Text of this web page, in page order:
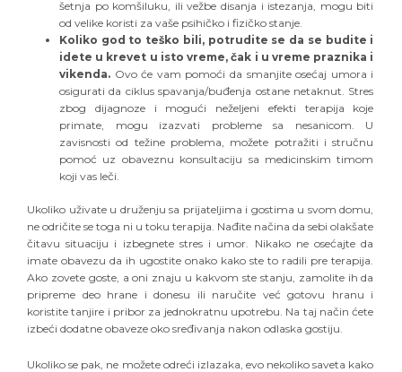
šetnja po komšiluku, ili vežbe disanja i istezanja, mogu biti
od velike koristi za vaše psihičko i fizičko stanje.
Koliko god to teško bili, potrudite se da se budite i
idete u krevet u isto vreme, čak i u vreme praznika i
vikenda. Ovo će vam pomoći da smanjite osećaj umora i
osigurati da ciklus spavanja/buđenja ostane netaknut. Stres
zbog dijagnoze i mogući neželjeni efekti terapija koje
primate, mogu izazvati probleme sa nesanicom. U
zavisnosti od težine problema, možete potražiti i stručnu
pomoć uz obaveznu konsultaciju sa medicinskim timom
koji vas leči.
Ukoliko uživate u druženju sa prijateljima i gostima u svom domu,
ne odričite se toga ni u toku terapija. Nađite načina da sebi olakšate
čitavu situaciju i izbegnete stres i umor. Nikako ne osećajte da
imate obavezu da ih ugostite onako kako ste to radili pre terapija.
Ako zovete goste, a oni znaju u kakvom ste stanju, zamolite ih da
pripreme deo hrane i donesu ili naručite već gotovu hranu i
koristite tanjire i pribor za jednokratnu upotrebu. Na taj način ćete
izbeći dodatne obaveze oko sređivanja nakon odlaska gostiju.
Ukoliko se pak, ne možete odreći izlazaka, evo nekoliko saveta kako